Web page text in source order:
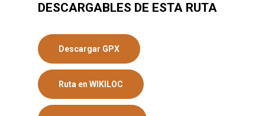
DESCARGABLES DE ESTA RUTA
Descargar GPX
Ruta en WIKILOC